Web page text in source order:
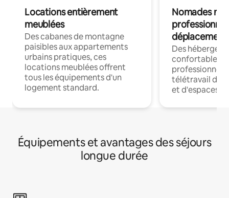
Locations entièrement
meublées
Des cabanes de montagne
paisibles aux appartements
urbains pratiques, ces
locations meublées offrent
tous les équipements d'un
logement standard.
Nomades
déplacement
Des
confortables
professionnels
télétravail
et d'espaces
Équipements et avantages des séjours
longue durée